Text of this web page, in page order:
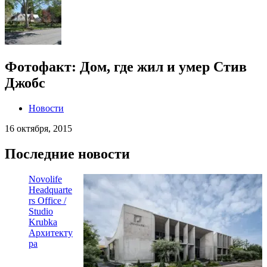
Фотофакт: Дом, где жил и умер Стив
Джобс
Новости
16 октября, 2015
Последние новости
Novolife
Headquarte
rs Office /
Studio
Krubka
Архитекту
ра